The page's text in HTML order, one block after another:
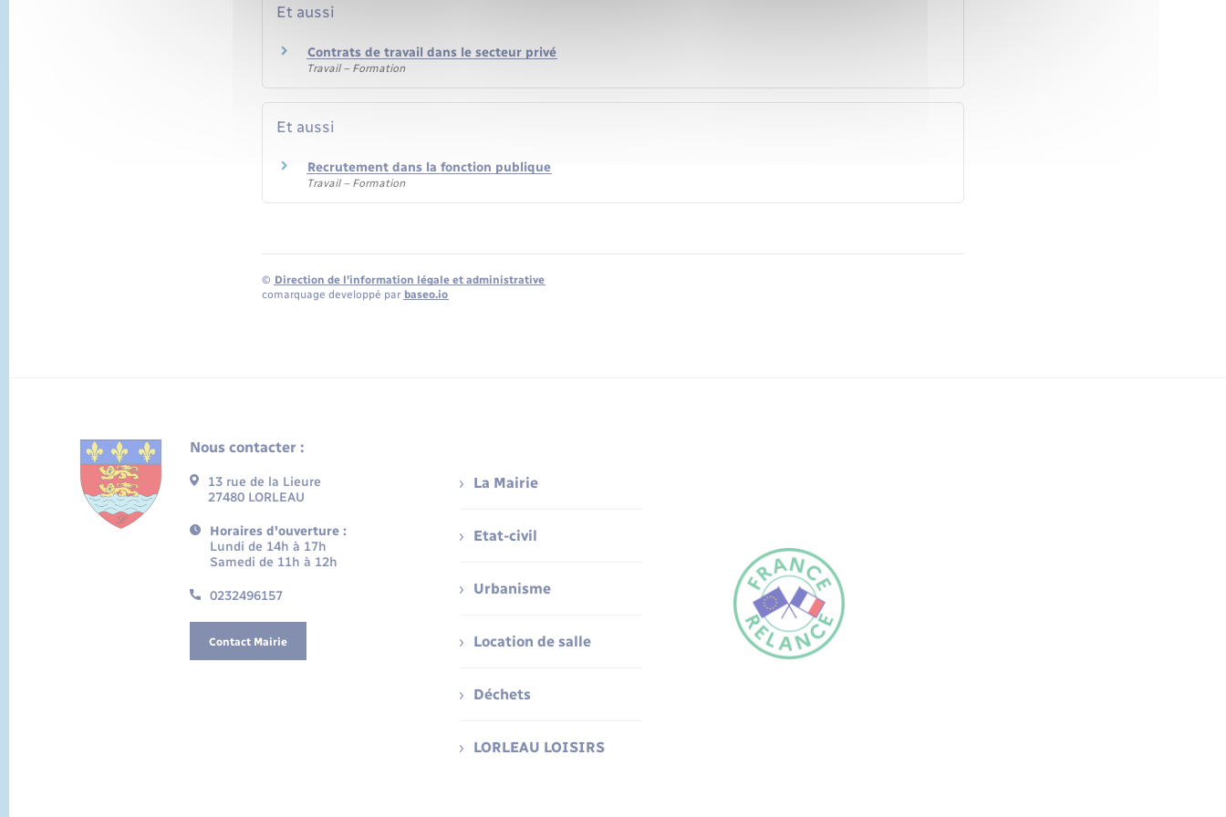
Et aussi
Contrats de travail dans le secteur privé
Travail – Formation
Et aussi
Recrutement dans la fonction publique
Travail – Formation
© Direction de l’information légale et administrative
comarquage developpé par baseo.io
Nous contacter :
13 rue de la Lieure
27480 LORLEAU
Horaires d'ouverture :
Lundi de 14h à 17h
Samedi de 11h à 12h
0232496157
Contact Mairie
La Mairie
Etat-civil
Urbanisme
Location de salle
Déchets
LORLEAU LOISIRS